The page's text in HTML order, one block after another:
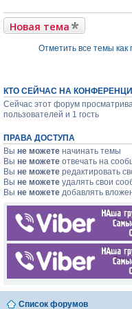
юб
н
о
у
с
о
е
н
и
и
т
а
н
с
о
о
б
н
и
ю
е
о
а
н
н
о
с
о
о
б
щ
е
ю
в
у
о
ч
и
н
н
о
м
у
с
б
щ
е
и
ю
Новая тема
Отметить все темы как
КТО СЕЙЧАС НА
Сейчас этот форум
пользователей и 1 гость
ПРАВА ДОСТУПА
Вы не можете начинать темы
Вы не можете отвечать на
Вы не можете редактировать
Вы не можете удалять свои
Вы не можете добавлять
Список форумов